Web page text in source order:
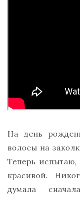
На день
волосы на
Теперь испытаю,
красивой.
думала